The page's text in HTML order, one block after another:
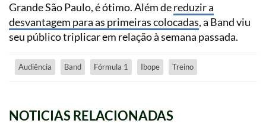
Grande São Paulo, é ótimo. Além dereduzir a
desvantagem para as primeiras colocadas, a Band viu
seu público triplicar em relação à semana passada.
Audiência Band Fórmula 1 Ibope Treino
NOTICIAS RELACIONADAS